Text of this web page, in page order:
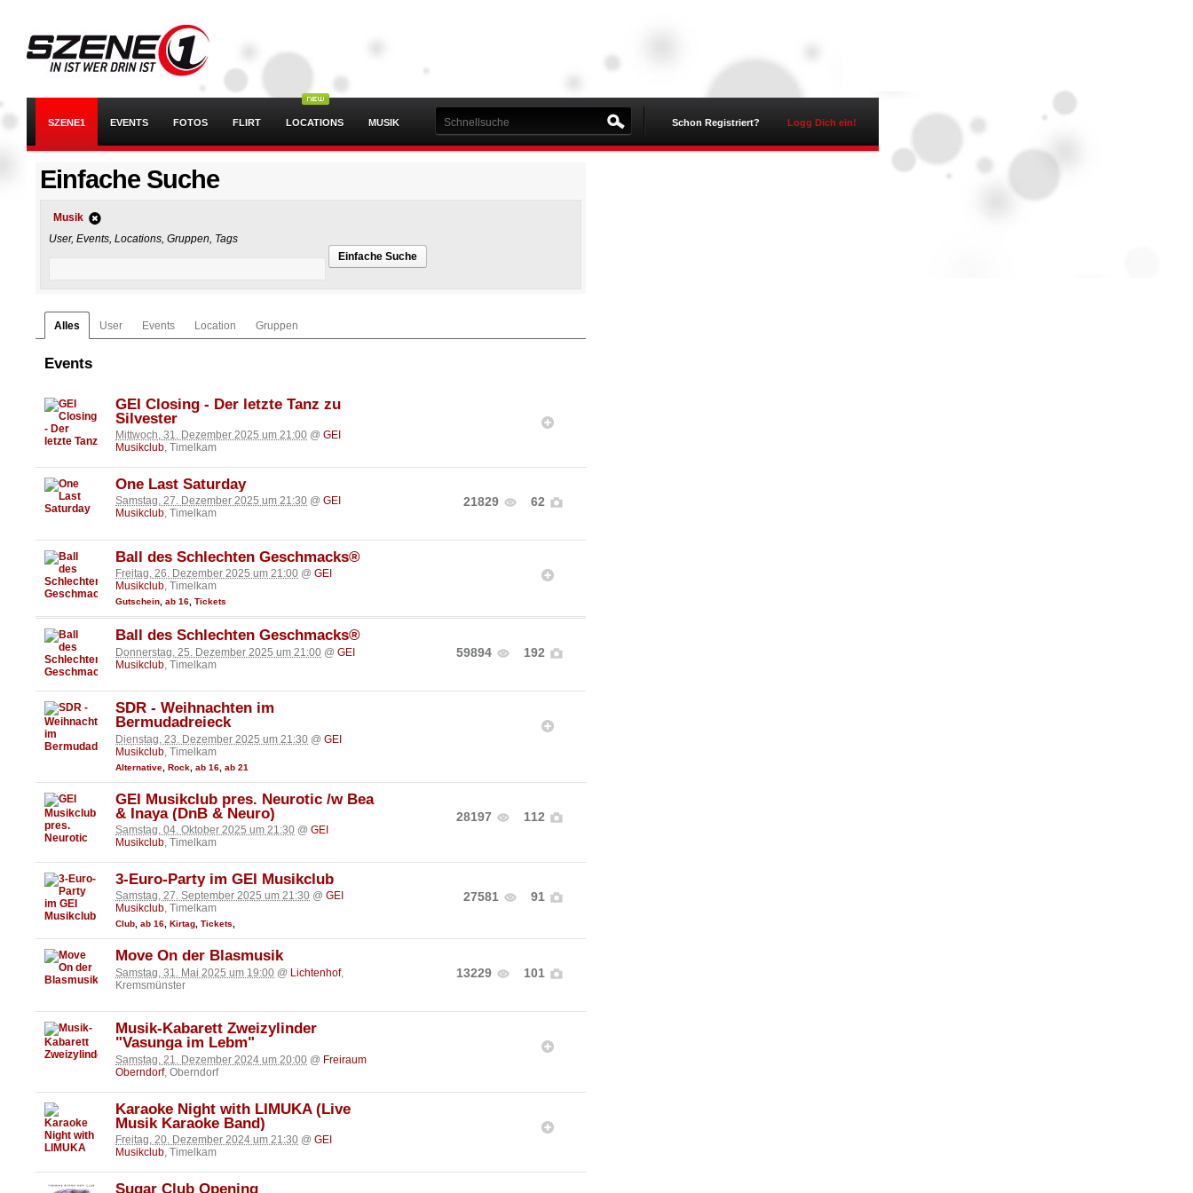
SZENE1 EVENTS FOTOS FLIRT LOCATIONS MUSIK Schon Registriert? Logg Dich ein!
Einfache Suche
Musik
User, Events, Locations, Gruppen, Tags
Einfache Suche
Alles User Events Location Gruppen
Events
GEI Closing - Der letzte Tanz zu
Silvester
Mittwoch, 31. Dezember 2025 um 21:00 @ GEI
Musikclub, Timelkam
21829 62
One Last Saturday
Samstag, 27. Dezember 2025 um 21:30 @ GEI
Musikclub, Timelkam
Ball des Schlechten Geschmacks®
Freitag, 26. Dezember 2025 um 21:00 @ GEI
Musikclub, Timelkam
Gutschein, ab 16, Tickets
59894 192
Ball des Schlechten Geschmacks®
Donnerstag, 25. Dezember 2025 um 21:00 @ GEI
Musikclub , Timelkam
SDR - Weihnachten im
Bermudadreieck
Dienstag, 23. Dezember 2025 um 21:30 @ GEI
Musikclub , Timelkam
Alternative Rock ab 16 ab 21
28197 112
GEI Musikclub pres. Neurotic /w Bea
& Inaya (DnB & Neuro)
Samstag, 04. Oktober 2025 um 21:30 @ GEI
Musikclub, Timelkam
27581 91
3-Euro-Party im GEI Musikclub
Samstag, 27. September 2025 um 21:30 @ GEI
Musikclub, Timelkam
Club, ab 16, Kirtag, Tickets,
13229 101
Move On der Blasmusik
Samstag, 31. Mai 2025 um 19:00 @ Lichtenhof,
Kremsmünster
Musik-Kabarett Zweizylinder
"Vasunga im Lebm"
Samstag, 21. Dezember 2024 um 20:00 @ Freiraum
Oberndorf, Oberndorf
Karaoke Night with LIMUKA (Live
Musik Karaoke Band)
Freitag, 20. Dezember 2024 um 21:30 @ GEI
Musikclub, Timelkam
Sugar Club Opening